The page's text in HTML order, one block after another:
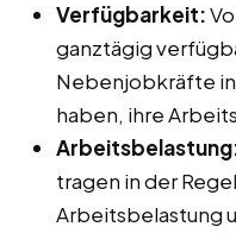
Verfügbarkeit:
ganztägig
Nebenjobkräfte
haben, ihre
tragen in der
Arbeitsbelastung